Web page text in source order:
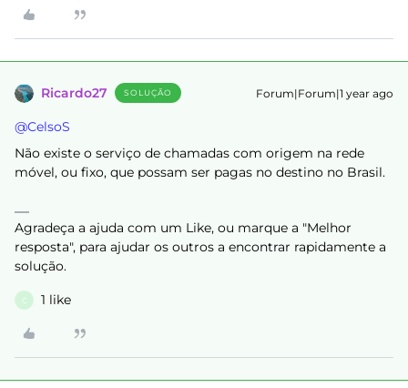
Ricardo27 SOLUÇÃO Forum|Forum|1 year ago
@CelsoS
Não existe o serviço de chamadas com origem na rede
móvel, ou fixo, que possam ser pagas no destino no Brasil.
Agradeça a ajuda com um Like, ou marque a "Melhor
resposta", para ajudar os outros a encontrar rapidamente a
solução.
C 1 like